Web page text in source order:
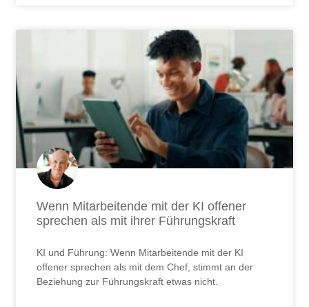
Wenn Mitarbeitende mit der KI offener
sprechen als mit ihrer Führungskraft
KI und Führung: Wenn Mitarbeitende mit der KI
offener sprechen als mit dem Chef, stimmt an der
Beziehung zur Führungskraft etwas nicht.